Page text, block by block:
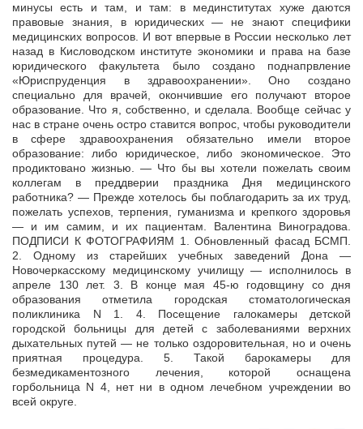
минусы есть и там, и там: в мединститутах хуже даются
правовые знания, в юридических — не знают специфики
медицинских вопросов. И вот впервые в России несколько лет
назад в Кисловодском институте экономики и права на базе
юридического факультета было создано поднапрвление
«Юриспруденция в здравоохранении». Оно создано
специально для врачей, окончившие его получают второе
образование. Что я, собственно, и сделала. Вообще сейчас у
нас в стране очень остро ставится вопрос, чтобы руководители
в сфере здравоохранения обязательно имели второе
образование: либо юридическое, либо экономическое. Это
продиктовано жизнью. — Что бы вы хотели пожелать своим
коллегам в преддверии праздника Дня медицинского
работника? — Прежде хотелось бы поблагодарить за их труд,
пожелать успехов, терпения, гуманизма и крепкого здоровья
— и им самим, и их пациентам. Валентина Виноградова.
ПОДПИСИ К ФОТОГРАФИЯМ 1. Обновленный фасад БСМП.
2. Одному из старейших учебных заведений Дона —
Новочеркасскому медицинскому училищу — исполнилось в
апреле 130 лет. 3. В конце мая 45-ю годовщину со дня
образования отметила городская стоматологическая
поликлиника N 1. 4. Посещение галокамеры детской
городской больницы для детей с заболеваниями верхних
дыхательных путей — не только оздоровительная, но и очень
приятная процедура. 5. Такой барокамеры для
безмедикаментозного лечения, которой оснащена
горбольница N 4, нет ни в одном лечебном учреждении во
всей округе.